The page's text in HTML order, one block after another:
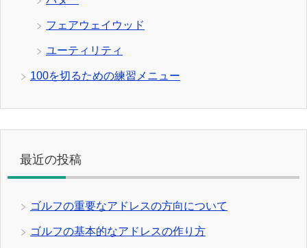
フェアウェイウッド
ユーティリティ
100を切るための練習メニュー
最近の投稿
ゴルフの重要なアドレスの方向について
ゴルフの基本的なアドレスの作り方